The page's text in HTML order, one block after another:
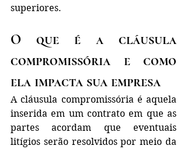
superiores.
O que é a cláusula
compromissória e como
ela impacta sua empresa
A cláusula compromissória é aquela
inserida em um contrato em que as
partes acordam que eventuais